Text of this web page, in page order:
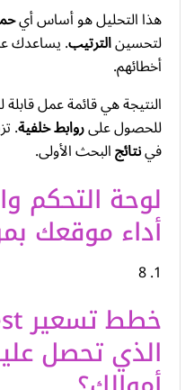
هذا التحليل هو أساس أي
لتحسينالترتيب. يساعدك
أخطائهم.
النتيجة هي قائمة عمل
للحصول علىروابط خلفية.
فينتائجالبحث الأولى.
لوحة التحكم
أداء موقعك
1. 8
الذي تحصل